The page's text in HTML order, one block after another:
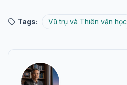
Tags: Vũ trụ và Thiên văn học